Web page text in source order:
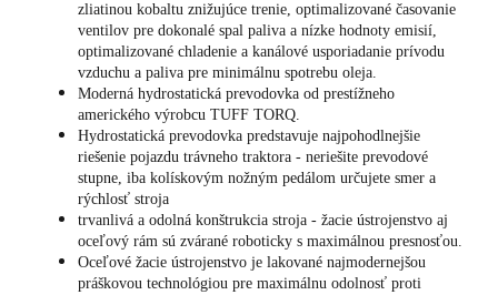
zliatinou kobaltu znižujúce trenie, optimalizované časovanie
ventilov pre dokonalé spal paliva a nízke hodnoty emisií,
optimalizované chladenie a kanálové usporiadanie prívodu
vzduchu a paliva pre minimálnu spotrebu oleja.
Moderná hydrostatická prevodovka od prestížneho
amerického výrobcu TUFF TORQ.
Hydrostatická prevodovka predstavuje najpohodlnejšie
riešenie pojazdu trávneho traktora - neriešite prevodové
stupne, iba kolískovým nožným pedálom určujete smer a
rýchlosť stroja
trvanlivá a odolná konštrukcia stroja - žacie ústrojenstvo aj
oceľový rám sú zvárané roboticky s maximálnou presnosťou.
Oceľové žacie ústrojenstvo je lakované najmodernejšou
práškovou technológiou pre maximálnu odolnosť proti